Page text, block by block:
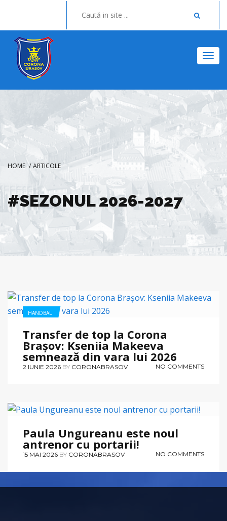
HOME / ARTICOLE
#SEZONUL 2026-2027
HANDBAL
Transfer de top la Corona
Brașov: Kseniia Makeeva
semnează din vara lui 2026
2 IUNIE 2026 BY CORONABRASOV NO COMMENTS
Paula Ungureanu este noul
antrenor cu portarii!
15 MAI 2026 BY CORONABRASOV NO COMMENTS